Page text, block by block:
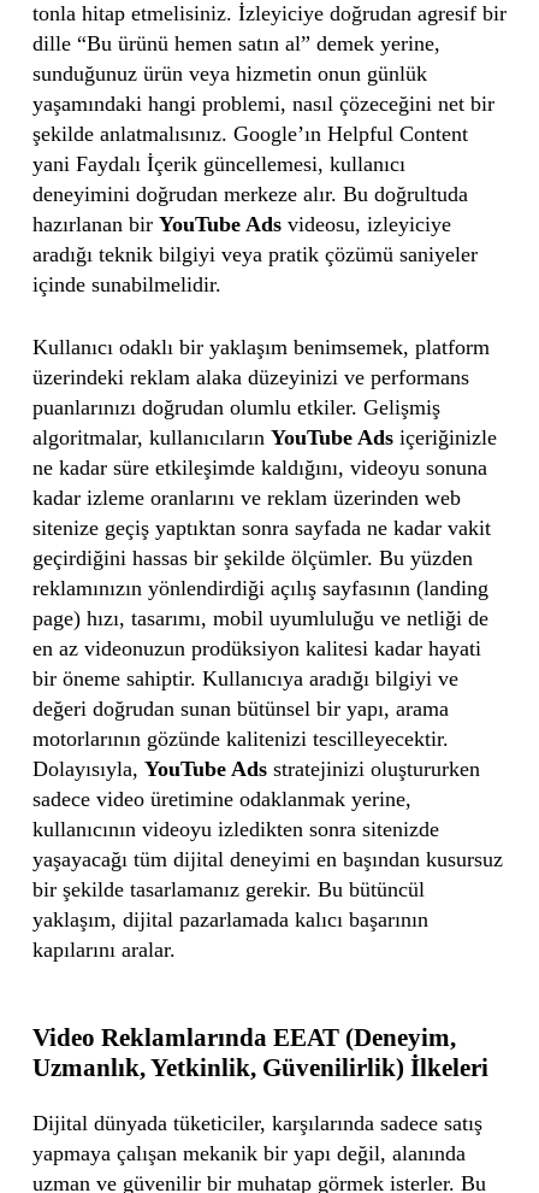
tonla hitap etmelisiniz. İzleyiciye doğrudan agresif bir
dille “Bu ürünü hemen satın al” demek yerine,
sunduğunuz ürün veya hizmetin onun günlük
yaşamındaki hangi problemi, nasıl çözeceğini net bir
şekilde anlatmalısınız. Google’ın Helpful Content
yani Faydalı İçerik güncellemesi, kullanıcı
deneyimini doğrudan merkeze alır. Bu doğrultuda
hazırlanan bir YouTube Adsvideosu, izleyiciye
aradığı teknik bilgiyi veya pratik çözümü saniyeler
içinde sunabilmelidir.
Kullanıcı odaklı bir yaklaşım benimsemek, platform
üzerindeki reklam alaka düzeyinizi ve performans
puanlarınızı doğrudan olumlu etkiler. Gelişmiş
algoritmalar, kullanıcıların YouTube Adsiçeriğinizle
ne kadar süre etkileşimde kaldığını, videoyu sonuna
kadar izleme oranlarını ve reklam üzerinden web
sitenize geçiş yaptıktan sonra sayfada ne kadar vakit
geçirdiğini hassas bir şekilde ölçümler. Bu yüzden
reklamınızın yönlendirdiği açılış sayfasının (landing
page) hızı, tasarımı, mobil uyumluluğu ve netliği de
en az videonuzun prodüksiyon kalitesi kadar hayati
bir öneme sahiptir. Kullanıcıya aradığı bilgiyi ve
değeri doğrudan sunan bütünsel bir yapı, arama
motorlarının gözünde kalitenizi tescilleyecektir.
Dolayısıyla, YouTube Adsstratejinizi oluştururken
sadece video üretimine odaklanmak yerine,
kullanıcının videoyu izledikten sonra sitenizde
yaşayacağı tüm dijital deneyimi en başından kusursuz
bir şekilde tasarlamanız gerekir. Bu bütüncül
yaklaşım, dijital pazarlamada kalıcı başarının
kapılarını aralar.
Video Reklamlarında EEAT (Deneyim,
Uzmanlık, Yetkinlik, Güvenilirlik) İlkeleri
Dijital dünyada tüketiciler, karşılarında sadece satış
yapmaya çalışan mekanik bir yapı değil, alanında
uzman ve güvenilir bir muhatap görmek isterler. Bu